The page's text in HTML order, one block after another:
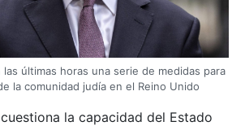
últimas horas una serie de medidas para
la comunidad judía en el Reino Unido
la capacidad del Estado